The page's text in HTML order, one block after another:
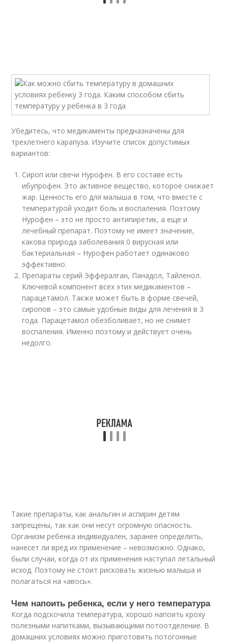
Убедитесь, что медикаменты предназначены для
трехлетнего карапуза. Изучите список допустимых
вариантов:
Сироп или свечи Нурофен. В его составе есть
ибупрофен. Это активное вещество, которое снижает
жар. Ценность его для малыша в том, что вместе с
температурой уходит боль и воспаления. Поэтому
Нурофен – это не просто антипиретик, а еще и
лечебный препарат. Поэтому не имеет значение,
какова природа заболевания 0 вирусная или
бактериальная – Нурофен работает одинаково
эффективно.
Препараты серий Эффералган, Панадол, Тайленол.
Ключевой компонент всех этих медикаментов –
парацетамол. Также может быть в форме свечей,
сиропов – это самые удобные виды для лечения в 3
года. Парацетамол обезболивает, но не снимет
воспаления. Именно поэтому и действует очень
недолго.
Такие препараты, как анальгин и аспирин детям
запрещены, так как они несут огромную опасность.
Организм ребенка индивидуален, заранее определить,
нанесет ли вред их применение – невозможно. Однако,
были случаи, когда от их применения наступал летальный
исход. Поэтому не стоит рисковать жизнью малыша и
полагаться на «авось».
Чем напоить ребенка, если у него температура
Когда подскочила температура, хорошо напоить кроху
полезными напитками, вызывающими потоотделение. В
домашних условиях можно приготовить потогонные